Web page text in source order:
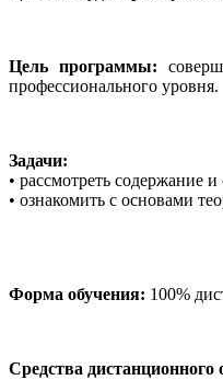
Цель программы:
профессионального уровня.
Задачи:
• рассмотреть содержание
• ознакомить с основами
Форма обучения: 100%
Средства дистанционного